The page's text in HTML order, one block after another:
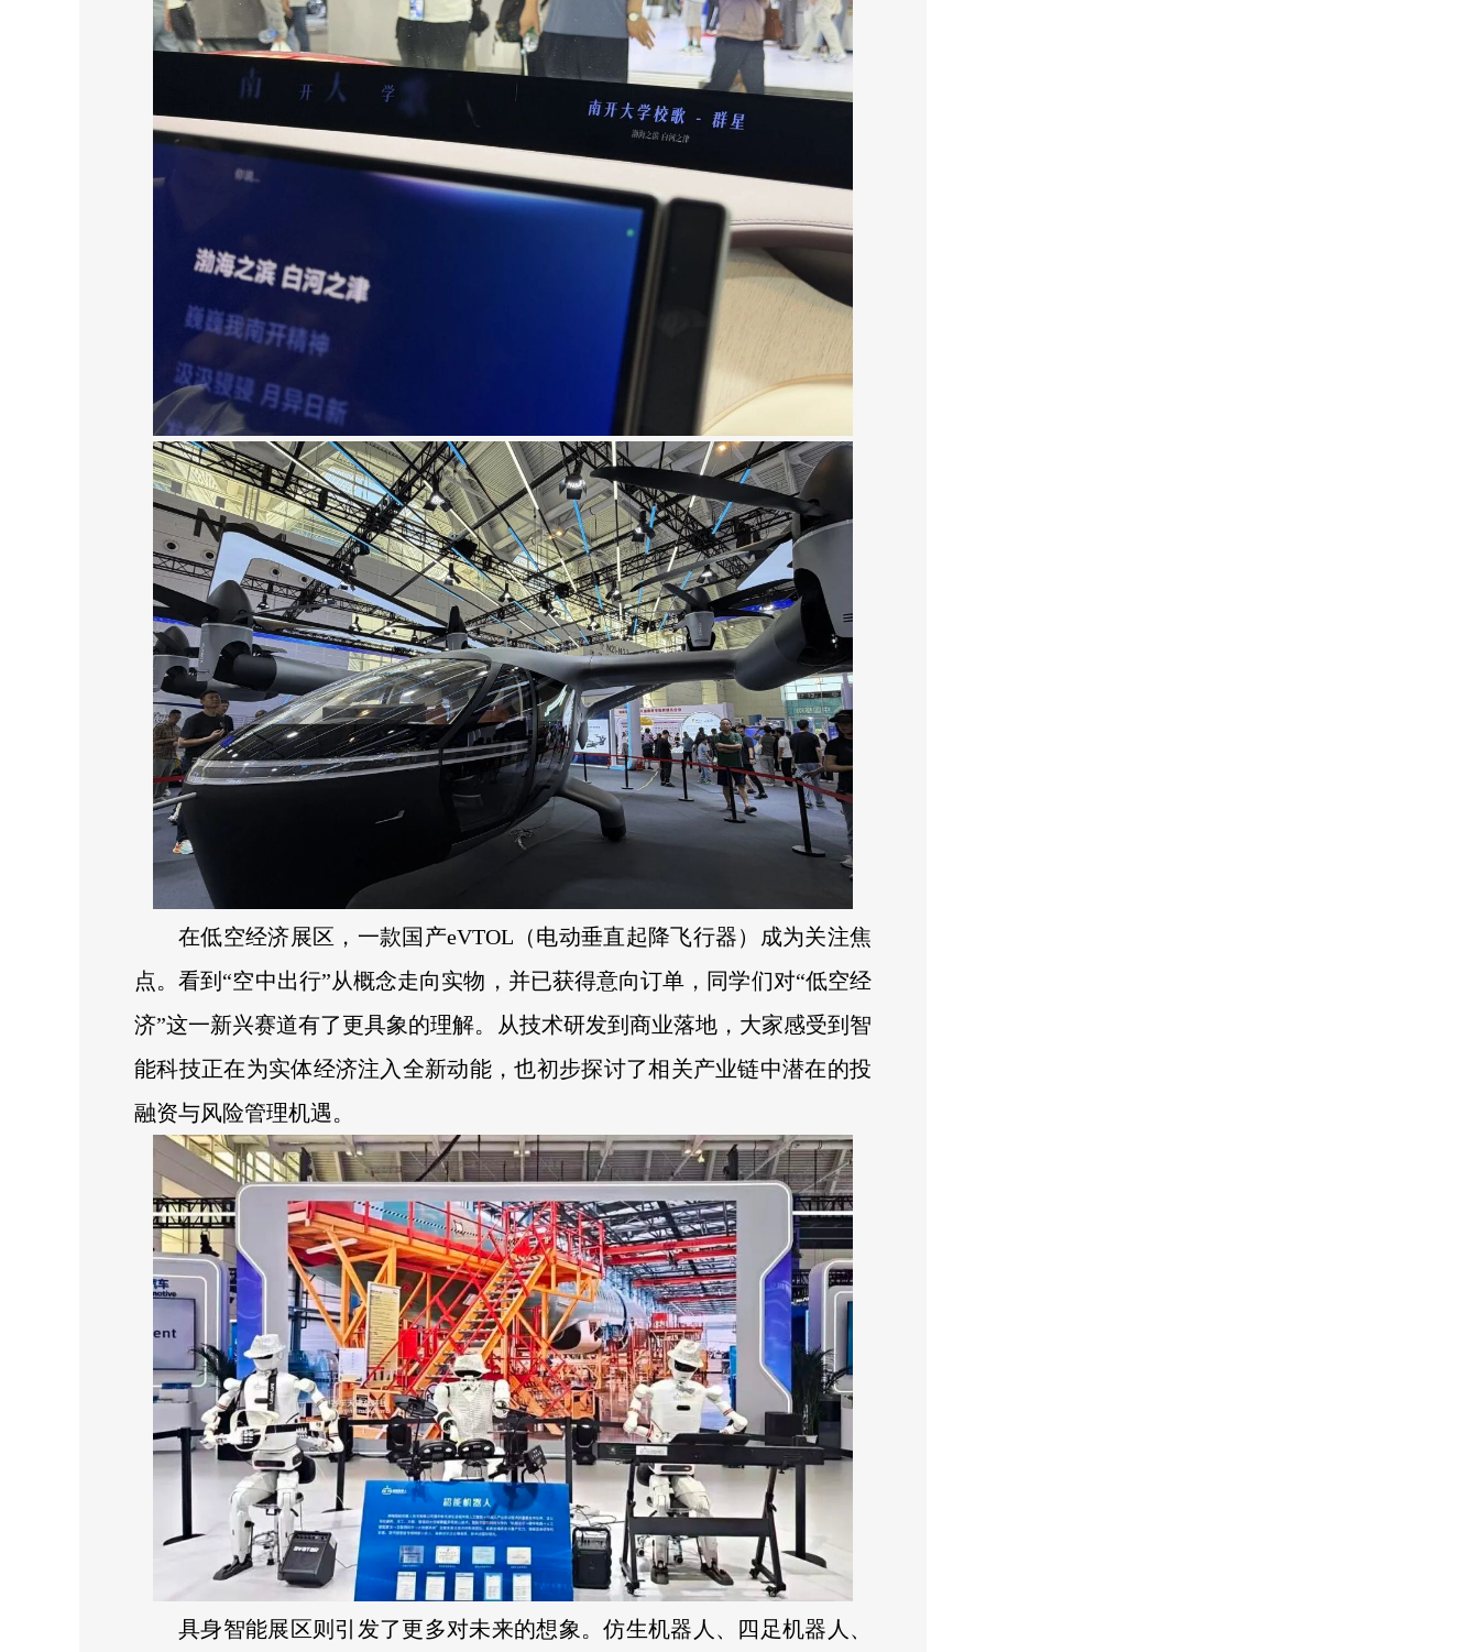
在低空经济展区，一款国产eVTOL（电动垂直起降飞行器）成为关注焦
点。看到“空中出行”从概念走向实物，并已获得意向订单，同学们对“低空经
济”这一新兴赛道有了更具象的理解。从技术研发到商业落地，大家感受到智
能科技正在为实体经济注入全新动能，也初步探讨了相关产业链中潜在的投
融资与风险管理机遇。
具身智能展区则引发了更多对未来的想象。仿生机器人、四足机器人、